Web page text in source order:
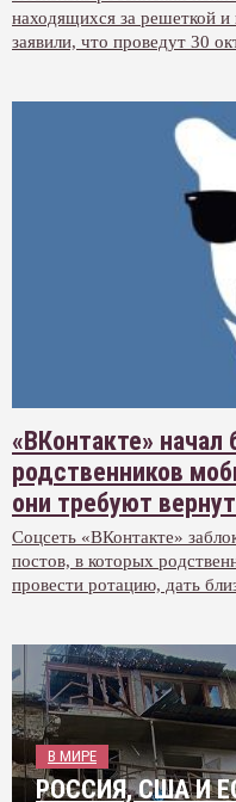
находящихся за решеткой
заявили, что проведут 30
«ВКонтакте»
родственников
они требуют
Соцсеть «ВКонтакте»
постов, в которых
провести ротацию, дать
В МИРЕ
РОССИЯ, США И